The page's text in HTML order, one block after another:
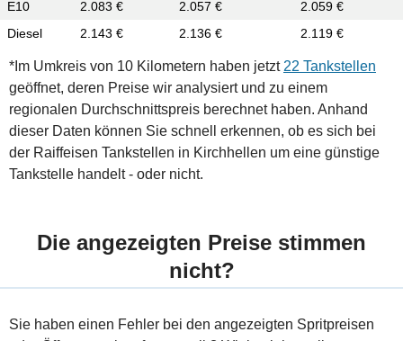
E10
2.083 € 2.057 €
2.059 €
Diesel
2.143 € 2.136 € 2.119 €
*Im Umkreis von 10 Kilometern haben jetzt 22 Tankstellen
geöffnet, deren Preise wir analysiert und zu einem
regionalen Durchschnittspreis berechnet haben. Anhand
dieser Daten können Sie schnell erkennen, ob es sich bei
der Raiffeisen Tankstellen in Kirchhellen um eine günstige
Tankstelle handelt - oder nicht.
Die angezeigten Preise stimmen
nicht?
Sie haben einen Fehler bei den angezeigten Spritpreisen